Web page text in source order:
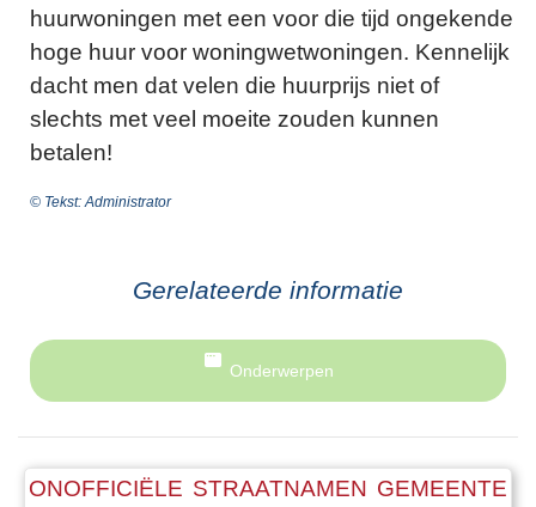
huurwoningen met een voor die tijd ongekende
hoge huur voor woningwetwoningen. Kennelijk
dacht men dat velen die huurprijs niet of
slechts met veel moeite zouden kunnen
betalen!
© Tekst: Administrator
Gerelateerde informatie
Onderwerpen
ONOFFICIËLE STRAATNAMEN GEMEENTE